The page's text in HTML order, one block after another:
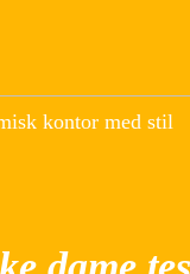
kontor med stil